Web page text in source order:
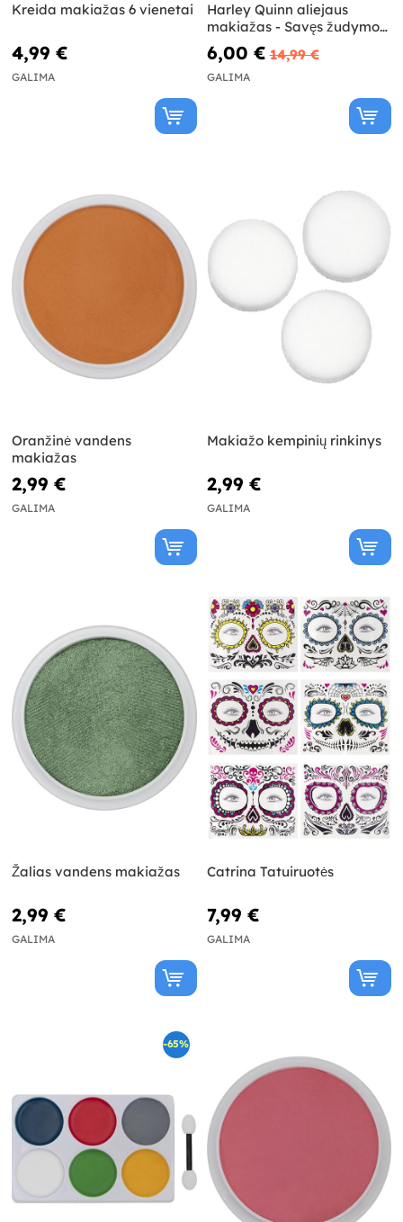
Kreida makiažas 6 vienetai
4,99 €
GALIMA
Harley Quinn aliejaus
makiažas - Savęs žudymo
komanda
6,00 € 14,99 €
GALIMA
Oranžinė vandens
makiažas
2,99 €
GALIMA
Makiažo kempinių rinkinys
2,99 €
GALIMA
Žalias vandens makiažas
2,99 €
GALIMA
Catrina Tatuiruotės
7,99 €
GALIMA
-65%